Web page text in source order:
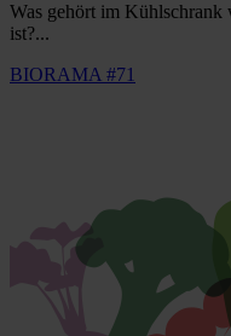
Was gehört im Kühlschrank
ist?...
BIORAMA #71